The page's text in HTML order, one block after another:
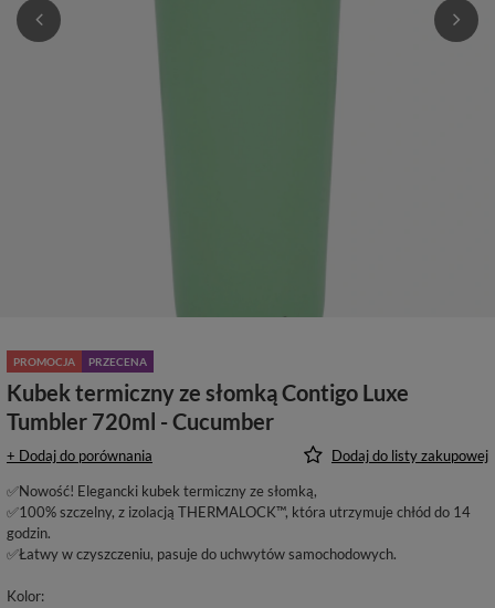
PROMOCJA PRZECENA
Kubek termiczny ze słomką Contigo Luxe
Tumbler 720ml - Cucumber
+ Dodaj do porównania
Dodaj do listy zakupowej
✅Nowość! Elegancki kubek termiczny ze słomką,
✅100% szczelny, z izolacją THERMALOCK™, która utrzymuje chłód do 14
godzin.
✅Łatwy w czyszczeniu, pasuje do uchwytów samochodowych.
Kolor